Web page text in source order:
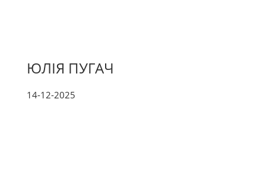
ЮЛІЯ ПУГАЧ
14-12-2025